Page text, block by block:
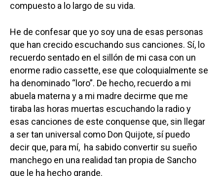
compuesto a lo largo de su vida.
He de confesar que yo soy una de esas personas
que han crecido escuchando sus canciones. Sí, lo
recuerdo sentado en el sillón de mi casa con un
enorme radio cassette, ese que coloquialmente se
ha denominado “loro”. De hecho, recuerdo a mi
abuela materna y a mi madre decirme que me
tiraba las horas muertas escuchando la radio y
esas canciones de este conquense que, sin llegar
a ser tan universal como Don Quijote, sí puedo
decir que, para mí, ha sabido convertir su sueño
manchego en una realidad tan propia de Sancho
que le ha hecho grande.